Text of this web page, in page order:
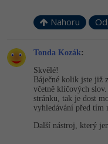
Více
Sítě
Fórum
Pro firmy
Nahoru
Tonda Kozák:
Skvělé!
Báječné kolik jste již
včetně klíčových
stránku, tak je dost
vyhledávání před tím
Další nástroj, který